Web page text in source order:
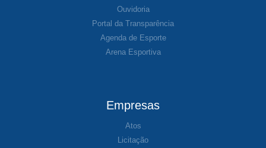
Ouvidoria
Portal da Transparência
Agenda de Esporte
Arena Esportiva
Empresas
Atos
Licitação